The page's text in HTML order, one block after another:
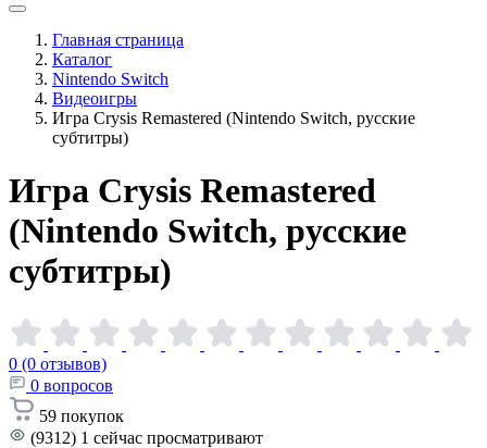
Главная страница
Каталог
Nintendo Switch
Видеоигры
Игра Crysis Remastered (Nintendo Switch, русские
субтитры)
Игра Crysis Remastered
(Nintendo Switch, русские
субтитры)
0 (0 отзывов)
0 вопросов
59 покупок
(9312) 1 сейчас просматривают